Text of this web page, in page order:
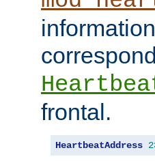
frontal.
HeartbeatAddress